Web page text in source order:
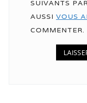
SUIVANTS
AUSSI VOUS
COMMENTER.